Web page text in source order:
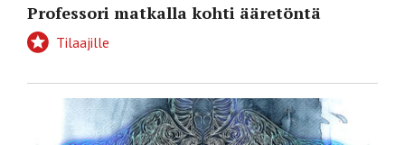
Professori matkalla kohti ääretöntä
Tilaajille